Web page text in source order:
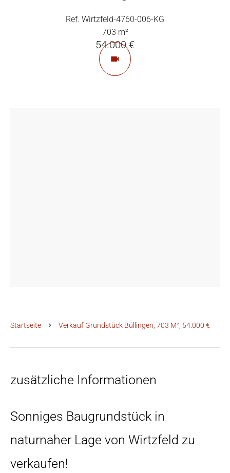
Ref. Wirtzfeld-4760-006-KG
703 m²
54.000 €
Startseite Verkauf Grundstück Büllingen, 703 M², 54.000 €
zusätzliche Informationen
Sonniges Baugrundstück in
naturnaher Lage von Wirtzfeld zu
verkaufen!